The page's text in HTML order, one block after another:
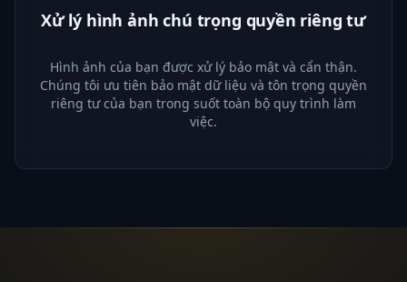
Xử lý hình ảnh chú trọng quyền riêng tư
Hình ảnh của bạn được xử lý bảo mật và cẩn thận.
Chúng tôi ưu tiên bảo mật dữ liệu và tôn trọng quyền
riêng tư của bạn trong suốt toàn bộ quy trình làm
việc.